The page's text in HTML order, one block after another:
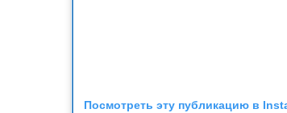
Посмотреть эту публикацию в